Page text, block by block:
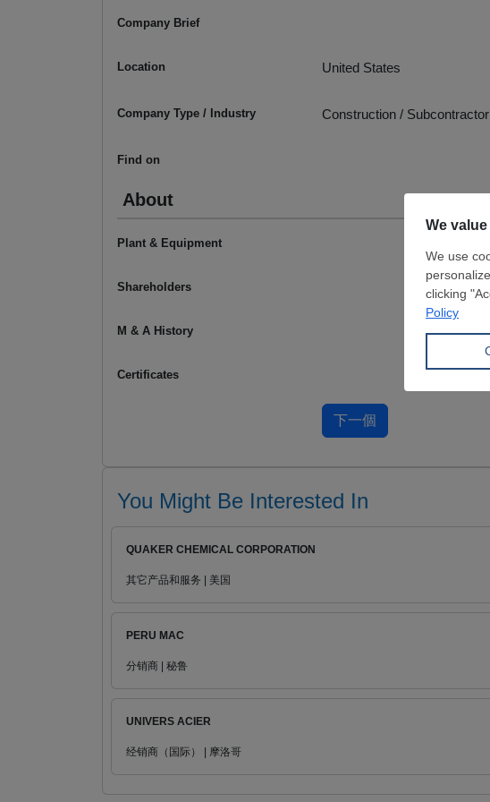
Company Brief
Location United States
Company Type / Industry Construction / Subcontractor
Find on
About
Plant & Equipment
Shareholders
M & A History
Certificates
You Might Be Interested In
QUAKER CHEMICAL CORPORATION
其它产品和服务 | 美国
PERU MAC
分销商 | 秘鲁
UNIVERS ACIER
经销商（国际） | 摩洛哥